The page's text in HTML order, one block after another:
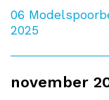
06
2025
november